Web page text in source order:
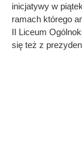
inicjatywy w
ramach którego
II Liceum
się też z